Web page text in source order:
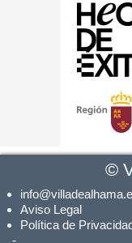
©
Aviso Legal
Política de
-